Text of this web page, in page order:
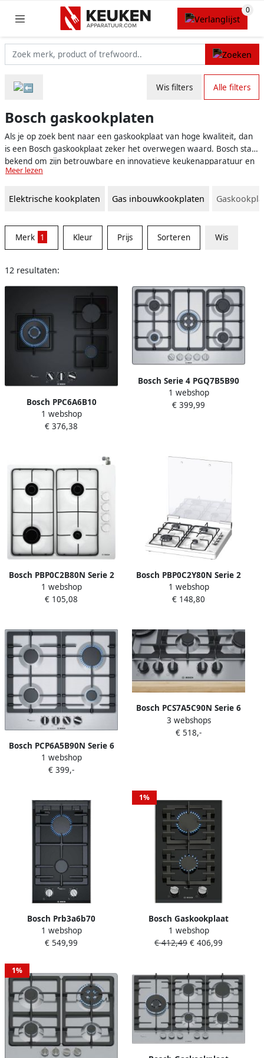
Wis filters Alle filters
Bosch gaskookplaten
Als je op zoek bent naar een gaskookplaat van hoge kwaliteit, dan
is een Bosch gaskookplaat zeker het overwegen waard. Bosch staat
bekend om zijn betrouwbare en innovatieve keukenapparatuur en
biedt een breed scala aan gaskookplaten om aan ieders behoeften
is naar een geavanceerde kookplaat of iemand die gewoon een
die perfect is voor jou.
Meer lezen
Elektrische kookplaten Gas inbouwkookplaten
Merk 1 Kleur Prijs Sorteren Wis
12 resultaten:
Bosch PPC6A6B10
Gaskookplaat 3 branders
8000 W B 59 x D 52 cm
1 webshop
€ 376,38
Bosch Serie 4 PGQ7B5B90
kookplaat Roestvrijstaal
Ingebouwd 75 cm
1 webshop
€ 399,99
Bosch PBP0C2B80N Serie 2
Vrijstaande gaskookplaat
Wit
1 webshop
€ 105,08
Bosch PBP0C2Y80N Serie 2
Vrijstaande gaskookplaat
Wit
1 webshop
€ 148,80
Bosch PCP6A5B90N Serie 6
Inbouw gaskookplaat
1 webshop
€ 399,-
Bosch PCS7A5C90N Serie 6
Gaskookplaat Inbouw
3 webshops
€ 518,-
Bosch Prb3a6b70
Gaskookplaat 2 Branders
Zilver
1 webshop
€ 549,99
1%
Bosch Gaskookplaat
PRB3A6I40 30 cm
1 webshop
€ 412,49 € 406,99
1%